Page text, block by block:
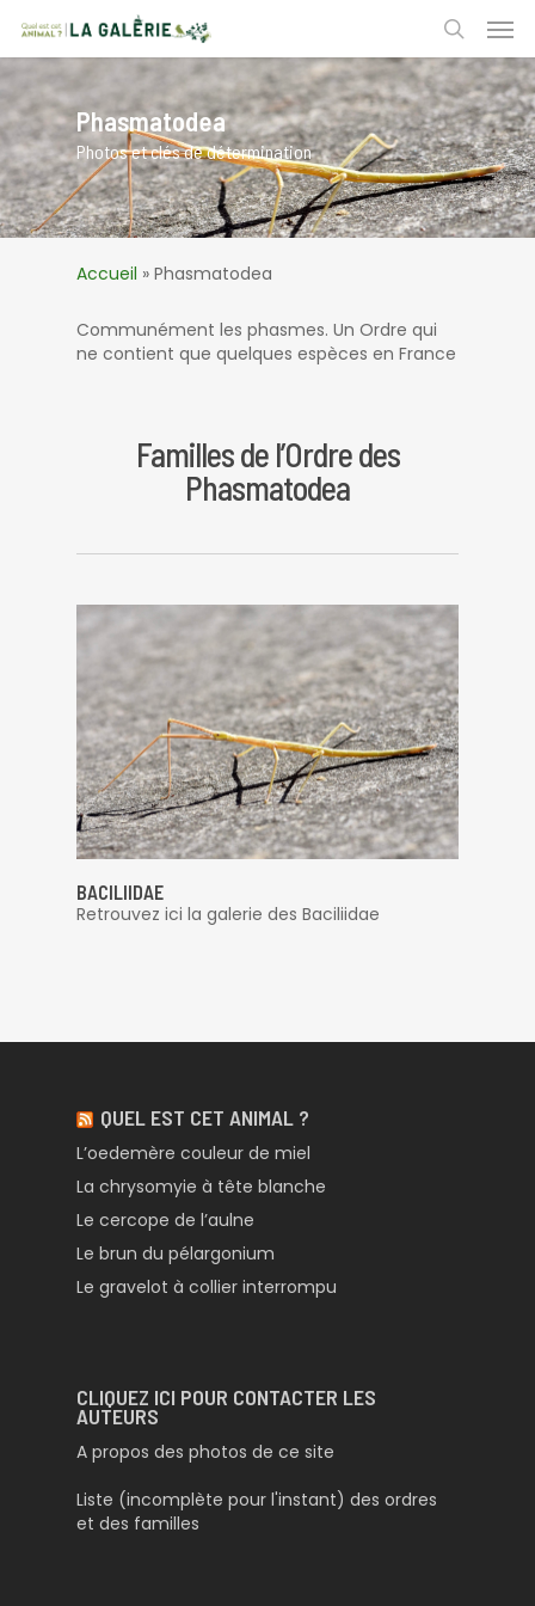
main
content
search
Phasmatodea
Photos et clés de détermination
Accueil » Phasmatodea
Communément les phasmes. Un Ordre qui
ne contient que quelques espèces en France
Familles de l’Ordre des
Phasmatodea
BACILIIDAE
Retrouvez ici la galerie des Baciliidae
QUEL EST CET ANIMAL ?
L’oedemère couleur de miel
La chrysomyie à tête blanche
Le cercope de l’aulne
Le brun du pélargonium
Le gravelot à collier interrompu
CLIQUEZ ICI POUR CONTACTER LES
AUTEURS
A propos des photos de ce site
Liste (incomplète pour l'instant) des ordres
et des familles